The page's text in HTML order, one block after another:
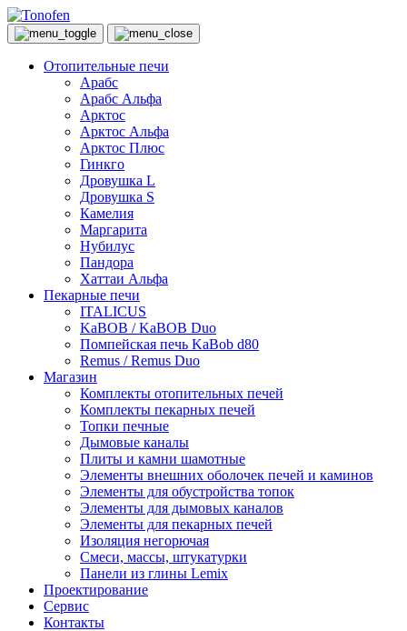
Отопительные печи
Арабс
Арабс Альфа
Арктос
Арктос Альфа
Арктос Плюс
Гинкго
Дровушка L
Дровушка S
Камелия
Маргарита
Нубилус
Пандора
Хаттаи Альфа
Пекарные печи
ITALICUS
KaBOB / KaBOB Duo
Помпейская печь KaBob d80
Remus / Remus Duo
Магазин
Комплекты отопительных печей
Комплекты пекарных печей
Топки печные
Дымовые каналы
Плиты и камни шамотные
Элементы внешних оболочек печей и каминов
Элементы для обустройства топок
Элементы для дымовых каналов
Элементы для пекарных печей
Изоляция негорючая
Смеси, массы, штукатурки
Панели из глины Lemix
Проектирование
Сервис
Контакты